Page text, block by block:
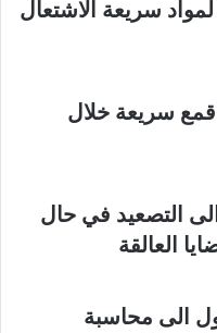
سريعة الاشتعال
قمع سريعة خلال
التصعيد في حال
العالقة
الى محاسبة